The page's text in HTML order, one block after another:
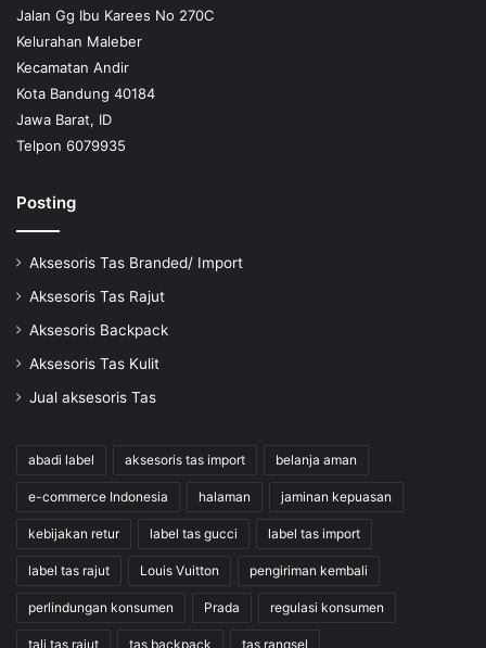
Jalan Gg Ibu Karees No 270C
Kelurahan Maleber
Kecamatan Andir
Kota Bandung 40184
Jawa Barat, ID
Telpon 6079935
Posting
Aksesoris Tas Branded/ Import
Aksesoris Tas Rajut
Aksesoris Backpack
Aksesoris Tas Kulit
Jual aksesoris Tas
abadi label aksesoris tas import belanja aman
e-commerce Indonesia halaman jaminan kepuasan
kebijakan retur label tas gucci label tas import
label tas rajut Louis Vuitton pengiriman kembali
perlindungan konsumen Prada regulasi konsumen
tali tas rajut tas backpack tas rangsel